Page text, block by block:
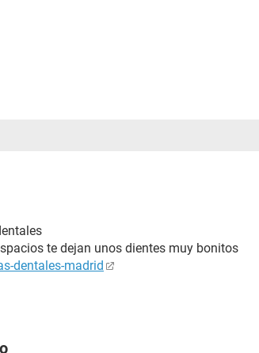
te dejan unos dientes muy bonitos
dentales-madrid